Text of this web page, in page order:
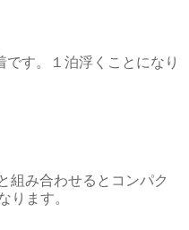
す。１泊浮くことになり
組み合わせるとコンパク
ります。